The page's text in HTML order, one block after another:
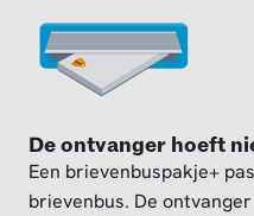
De ontvanger hoeft
Een brievenbuspakje+
brievenbus. De